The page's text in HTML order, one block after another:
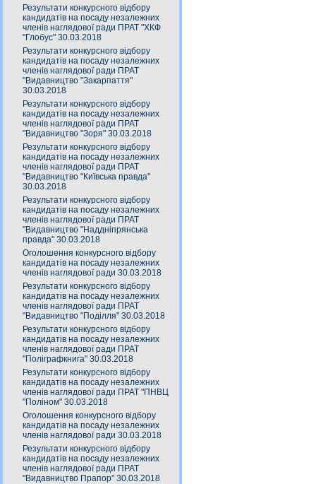
Результати конкурсного відбору
кандидатів на посаду незалежних
членів наглядової ради ПРАТ "ХКФ
"Глобус" 30.03.2018
Результати конкурсного відбору
кандидатів на посаду незалежних
членів наглядової ради ПРАТ
"Видавництво "Закарпаття"
30.03.2018
Результати конкурсного відбору
кандидатів на посаду незалежних
членів наглядової ради ПРАТ
"Видавництво "Зоря" 30.03.2018
Результати конкурсного відбору
кандидатів на посаду незалежних
членів наглядової ради ПРАТ
"Видавництво "Київська правда"
30.03.2018
Результати конкурсного відбору
кандидатів на посаду незалежних
членів наглядової ради ПРАТ
"Видавництво "Наддніпрянська
правда" 30.03.2018
Оголошення конкурсного відбору
кандидатів на посаду незалежних
членів наглядової ради 30.03.2018
Результати конкурсного відбору
кандидатів на посаду незалежних
членів наглядової ради ПРАТ
"Видавництво "Поділля" 30.03.2018
Результати конкурсного відбору
кандидатів на посаду незалежних
членів наглядової ради ПРАТ
"Поліграфкнига" 30.03.2018
Результати конкурсного відбору
кандидатів на посаду незалежних
членів наглядової ради ПРАТ "ПНВЦ
"Поліном" 30.03.2018
Оголошення конкурсного відбору
кандидатів на посаду незалежних
членів наглядової ради 30.03.2018
Результати конкурсного відбору
кандидатів на посаду незалежних
членів наглядової ради ПРАТ
"Видавництво Прапор" 30.03.2018